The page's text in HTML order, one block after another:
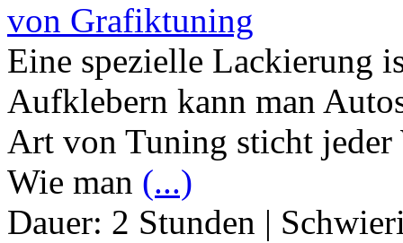
von Grafiktuning
Eine spezielle Lackierung
Aufklebern kann man
Art von Tuning sticht jeder
Wie man (...)
Dauer: 2 Stunden |